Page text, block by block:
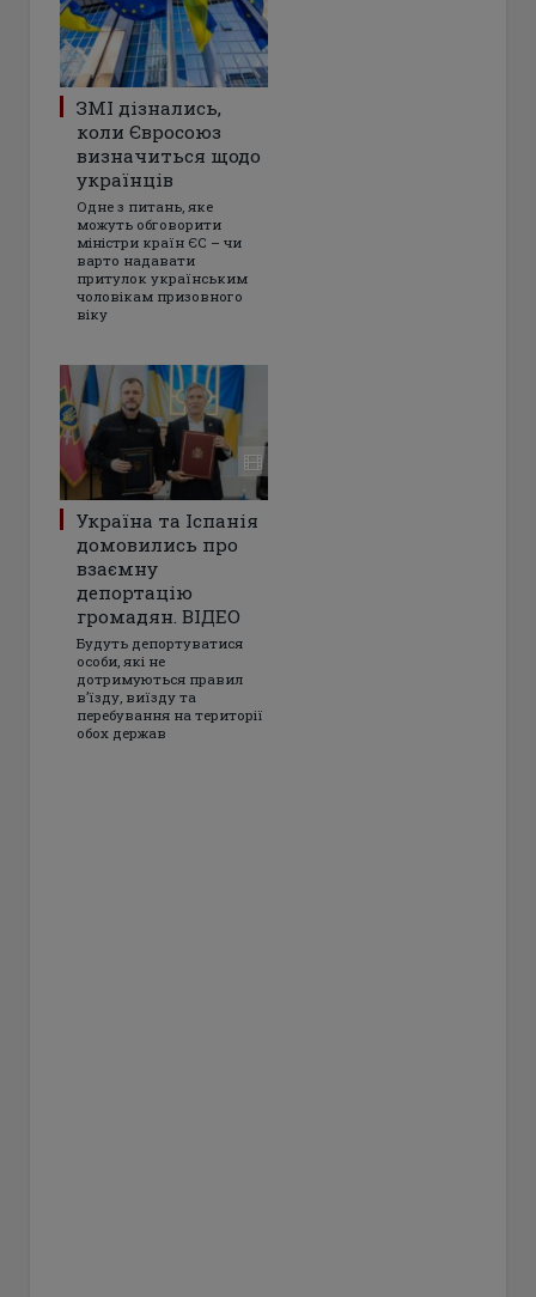
ЗМІ дізнались,
коли Євросоюз
визначиться щодо
українців
Одне з питань, яке
можуть обговорити
міністри країн ЄС – чи
варто надавати
притулок українським
чоловікам призовного
віку
Україна та Іспанія
домовились про
взаємну
депортацію
громадян. ВІДЕО
Будуть депортуватися
особи, які не
дотримуються правил
в’їзду, виїзду та
перебування на території
обох держав